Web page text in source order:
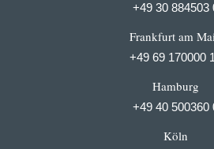
+49 30 884503
Frankfurt am
+49 69 170000
Hamburg
+49 40 500360
Köln